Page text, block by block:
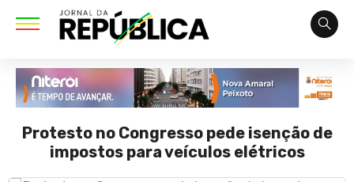
Protesto no Congresso pede isenção de
impostos para veículos elétricos